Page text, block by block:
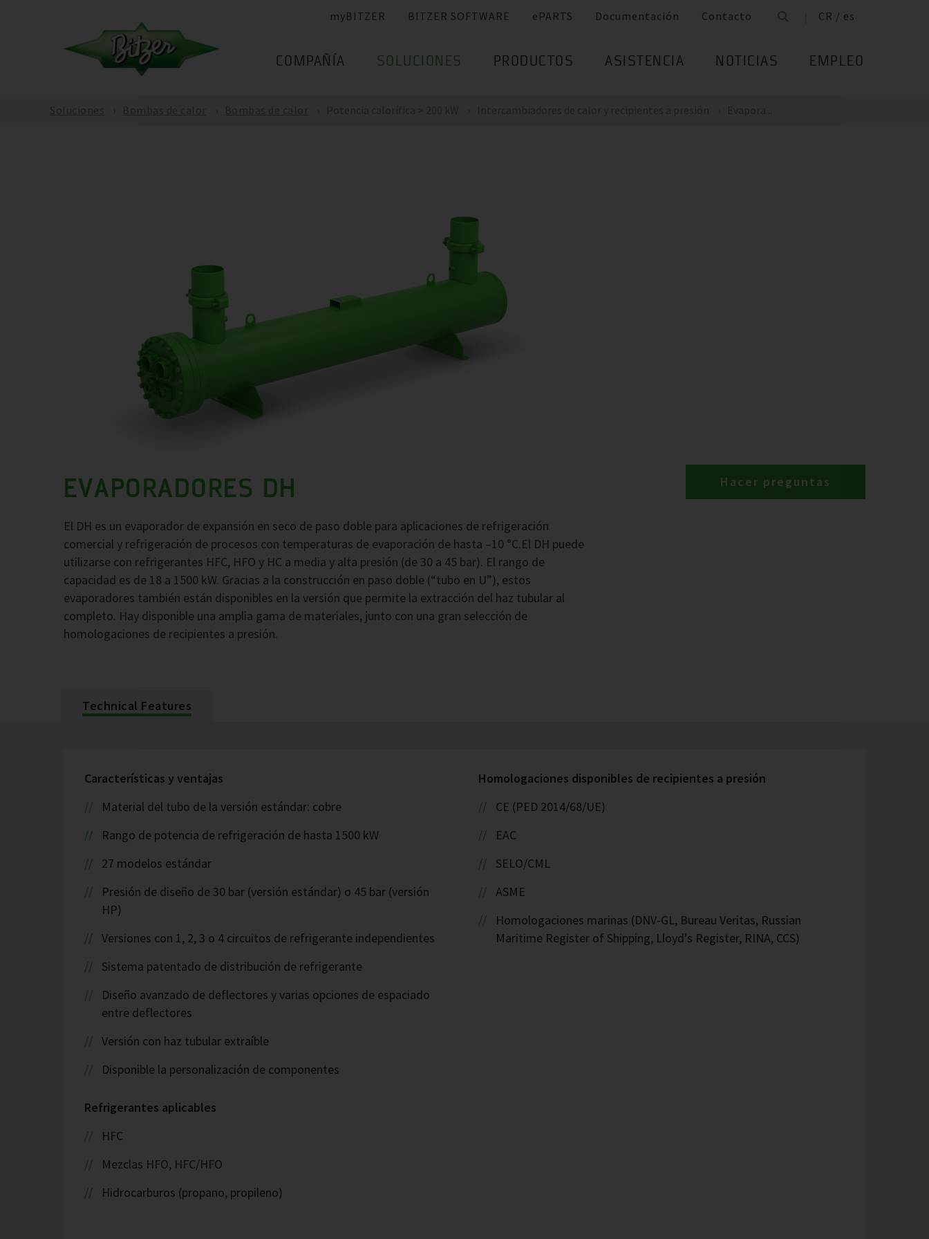
myBITZER BITZER SOFTWARE ePARTS Documentación Contacto CR / es
COMPAÑÍA SOLUCIONES PRODUCTOS ASISTENCIA NOTICIAS EMPLEO
EVAPORADORES DH
El DH es un evaporador de expansión en seco de paso doble para aplicaciones de refrigeración
comercial y refrigeración de procesos con temperaturas de evaporación de hasta –10 °C.El DH puede
utilizarse con refrigerantes HFC, HFO y HC a media y alta presión (de 30 a 45 bar). El rango de
capacidad es de 18 a 1500 kW. Gracias a la construcción en paso doble (“tubo en U”), estos
evaporadores también están disponibles en la versión que permite la extracción del haz tubular al
completo. Hay disponible una amplia gama de materiales, junto con una gran selección de
homologaciones de recipientes a presión.
Hacer preguntas
Technical Features
Características y ventajas
Material del tubo de la versión estándar: cobre
Rango de potencia de refrigeración de hasta 1500 kW
27 modelos estándar
Presión de diseño de 30 bar (versión estándar) o 45 bar (versión
HP)
Versiones con 1, 2, 3 o 4 circuitos de refrigerante independientes
Sistema patentado de distribución de refrigerante
Diseño avanzado de deflectores y varias opciones de espaciado
entre deflectores
Versión con haz tubular extraíble
Disponible la personalización de componentes
Refrigerantes aplicables
HFC
Mezclas HFO, HFC/HFO
Hidrocarburos (propano, propileno)
Homologaciones disponibles de recipientes a presión
CE (PED 2014/68/UE)
EAC
SELO/CML
ASME
Homologaciones marinas (DNV-GL, Bureau Veritas, Russian
Maritime Register of Shipping, Lloyd's Register, RINA, CCS)